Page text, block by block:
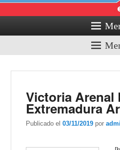
Victoria Arenal
Extremadura
Publicado el03/11/2019 por